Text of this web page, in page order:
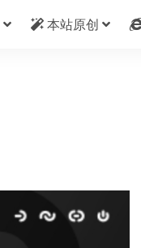
本站原创